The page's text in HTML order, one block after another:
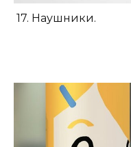
17. Наушники.